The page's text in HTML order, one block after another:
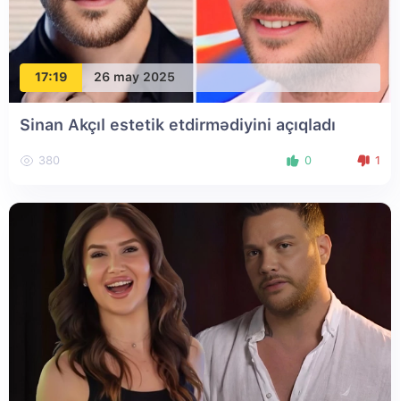
17:19 26 may 2025
Sinan Akçıl estetik etdirmədiyini açıqladı
380 0 1